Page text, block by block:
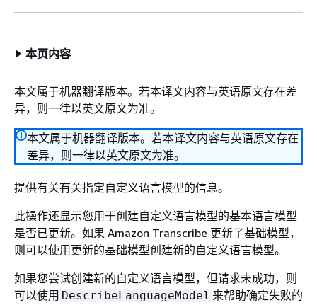
本页内容
本文属于机器翻译版本。若本译文内容与英语原文存在差
异，则一律以英文原文为准。
本文属于机器翻译版本。若本译文内容与英语原文存在
差异，则一律以英文原文为准。
提供有关有关指定自定义语言模型的信息。
此操作还显示您用于创建自定义语言模型的基本语言模型
是否已更新。如果 Amazon Transcribe 更新了基础模型，
则可以使用更新的基础模型创建新的自定义语言模型。
如果您尝试创建新的自定义语言模型，但请求未成功，则
可以使用 DescribeLanguageModel 来帮助确定失败的